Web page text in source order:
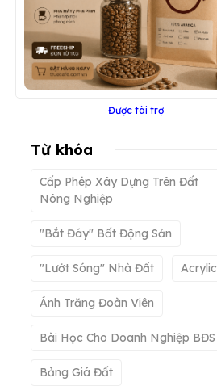
Được tài trợ
Từ khóa
Cấp Phép Xây Dựng Trên Đất
Nông Nghiệp
"bắt Đáy" Bất Động Sản
"lướt Sóng" Nhà Đất Acrylic
Ánh Trăng Đoàn Viên
Bài Học Cho Doanh Nghiệp BĐS
Bảng Giá Đất